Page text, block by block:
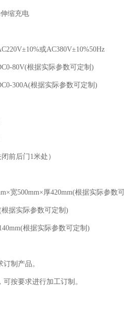
缩充电
或AC380V±10%50Hz
80V(根据实际参数可定制)
300A(根据实际参数可定制)
前后门1米处）
宽500mm×厚420mm(根据实际参数
据实际参数可定制)
根据实际参数可定制)
制产品。
按要求进行加工订制。